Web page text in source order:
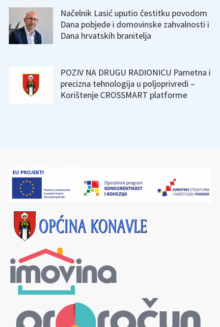
Načelnik Lasić uputio čestitku povodom
Dana pobjede i domovinske zahvalnosti i
Dana hrvatskih branitelja
POZIV NA DRUGU RADIONICU Pametna i
precizna tehnologija u poljoprivredi –
Korištenje CROSSMART platforme